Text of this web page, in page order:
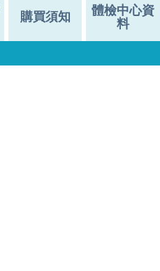
購買須知 體檢中心資
料